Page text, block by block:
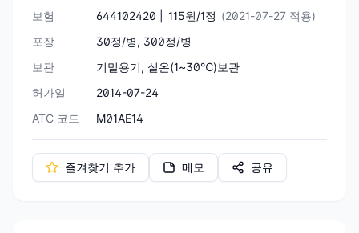
보험
644102420 | 115원/1정 (2021-07-27 적용)
포장
30정/병, 300정/병
보관
기밀용기, 실온(1~30℃)보관
허가일
2014-07-24
ATC 코드
M01AE14
즐겨찾기 추가 메모 공유